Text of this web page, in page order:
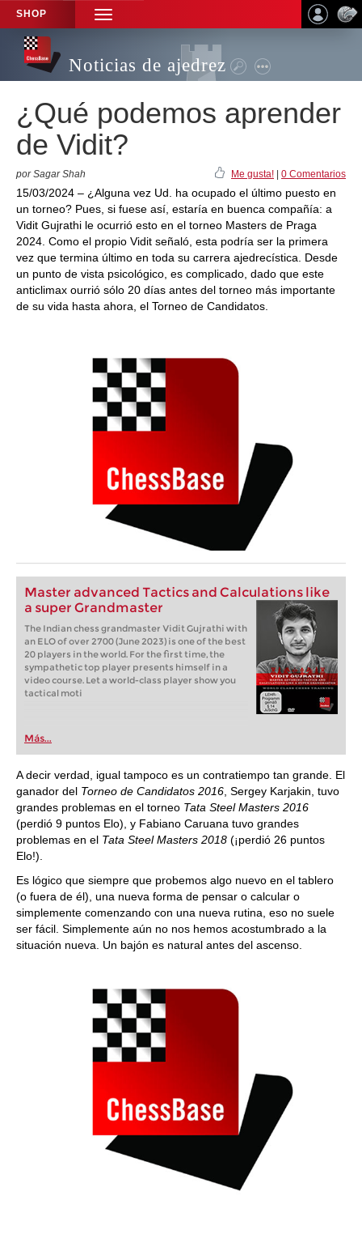
SHOP
TOGGLE
NAVIGATION
Noticias de ajedrez
¿Qué podemos aprender
de Vidit?
por Sagar Shah Me gusta! 0 Comentarios
15/03/2024 – ¿Alguna vez Ud. ha ocupado el último puesto en
un torneo? Pues, si fuese así, estaría en buenca compañía: a
Vidit Gujrathi le ocurrió esto en el torneo Masters de Praga
2024. Como el propio Vidit señaló, esta podría ser la primera
vez que termina último en toda su carrera ajedrecística. Desde
un punto de vista psicológico, es complicado, dado que este
anticlimax ourrió sólo 20 días antes del torneo más importante
de su vida hasta ahora, el Torneo de Candidatos.
Master advanced Tactics and Calculations like
a super Grandmaster
The Indian chess grandmaster Vidit Gujrathi with
an ELO of over 2700 (June 2023) is one of the best
20 players in the world. For the first time, the
sympathetic top player presents himself in a
video course. Let a world-class player show you
tactical moti
Más...
A decir verdad, igual tampoco es un contratiempo tan grande. El
ganador del Torneo de Candidatos 2016 , Sergey Karjakin, tuvo
grandes problemas en el torneo Tata Steel Masters 2016
(perdió 9 puntos Elo), y Fabiano Caruana tuvo grandes
problemas en el Tata Steel Masters 2018 (¡perdió 26 puntos
Elo!).
Es lógico que siempre que probemos algo nuevo en el tablero
(o fuera de él), una nueva forma de pensar o calcular o
simplemente comenzando con una nueva rutina, eso no suele
ser fácil. Simplemente aún no nos hemos acostumbrado a la
situación nueva. Un bajón es natural antes del ascenso.